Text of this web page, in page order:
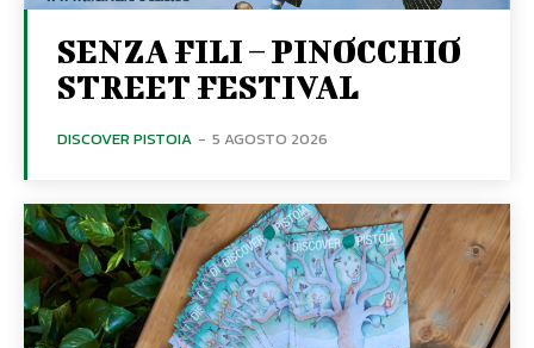
SENZA FILI – PINOCCHIO
STREET FESTIVAL
DISCOVER PISTOIA - 5 AGOSTO 2026